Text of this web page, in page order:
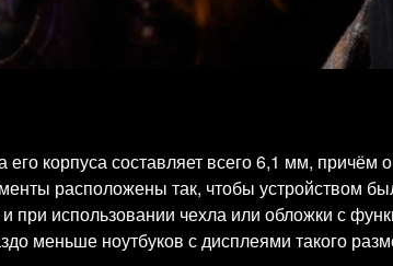
корпуса составляет всего 6,1 мм, причём
расположены так, чтобы устройством
при использовании чехла или обложки с
меньше ноутбуков с дисплеями такого